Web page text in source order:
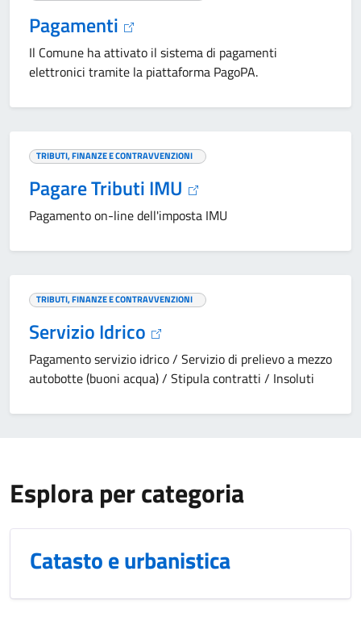
Pagamenti
Il Comune ha attivato il sistema di pagamenti
elettronici tramite la piattaforma PagoPA.
TRIBUTI, FINANZE E CONTRAVVENZIONI
Pagare Tributi IMU
Pagamento on-line dell'imposta IMU
TRIBUTI, FINANZE E CONTRAVVENZIONI
Servizio Idrico
Pagamento servizio idrico / Servizio di prelievo a mezzo
autobotte (buoni acqua) / Stipula contratti / Insoluti
Esplora per categoria
Catasto e urbanistica